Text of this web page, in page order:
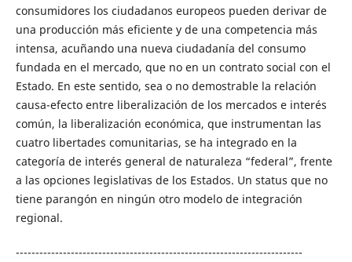
consumidores los ciudadanos europeos pueden derivar de
una producción más eficiente y de una competencia más
intensa, acuñando una nueva ciudadanía del consumo
fundada en el mercado, que no en un contrato social con el
Estado. En este sentido, sea o no demostrable la relación
causa-efecto entre liberalización de los mercados e interés
común, la liberalización económica, que instrumentan las
cuatro libertades comunitarias, se ha integrado en la
categoría de interés general de naturaleza “federal”, frente
a las opciones legislativas de los Estados. Un status que no
tiene parangón en ningún otro modelo de integración
regional.
-------------------------------------------------------------------------